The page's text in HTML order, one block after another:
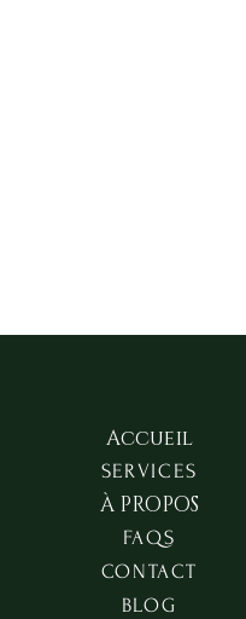
Accueil
SERVICES
À PROPOS
FAQS
CONTACT
BLOG